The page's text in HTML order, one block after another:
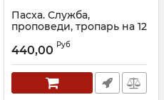
Пасха. Служба,
проповеди, тропарь на 12
Артикул: 26801
440,00 Руб